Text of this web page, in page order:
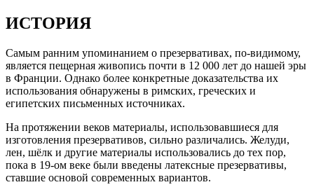
ИСТОРИЯ
Самым ранним упоминанием о презервативах, по-видимому,
является пещерная живопись почти в 12 000 лет до нашей эры
в Франции. Однако более конкретные доказательства их
использования обнаружены в римских, греческих и
египетских письменных источниках.
На протяжении веков материалы, использовавшиеся для
изготовления презервативов, сильно различались. Желуди,
лен, шёлк и другие материалы использовались до тех пор,
пока в 19-ом веке были введены латексные презервативы,
ставшие основой современных вариантов.